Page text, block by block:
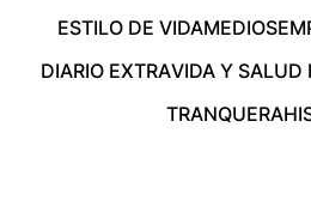
ESTILO DE VIDAMEDIOS
DIARIO EXTRAVIDA Y SALUD
TRANQUERA